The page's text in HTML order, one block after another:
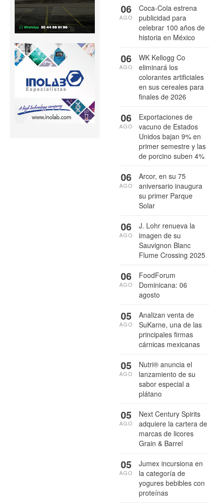
Coca-Cola estrena
publicidad para
celebrar 100 años de
historia en México
06
AGO
WK Kellogg Co
eliminará los
colorantes artificiales
en sus cereales para
finales de 2026
06
AGO
Exportaciones de
vacuno de Estados
Unidos bajan 9% en
primer semestre y las
de porcino suben 4%
06
AGO
Arcor, en su 75
aniversario inaugura
su primer Parque
Solar
06
AGO
J. Lohr renueva la
imagen de su
Sauvignon Blanc
Flume Crossing 2025
06
AGO
FoodForum
Dominicana: 06
agosto
06
AGO
Analizan venta de
SuKarne, una de las
principales firmas
cárnicas mexicanas
05
AGO
Nutri® anuncia el
lanzamiento de su
sabor especial a
plátano
05
AGO
Next Century Spirits
adquiere la cartera de
marcas de licores
Grain & Barrel
05
AGO
Jumex incursiona en
la categoría de
yogures bebibles con
proteínas
05
AGO